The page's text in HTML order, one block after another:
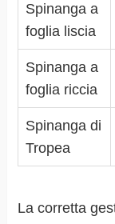
Spinanga a
foglia liscia
Spinanga a
foglia riccia
Spinanga di
Tropea
La corretta